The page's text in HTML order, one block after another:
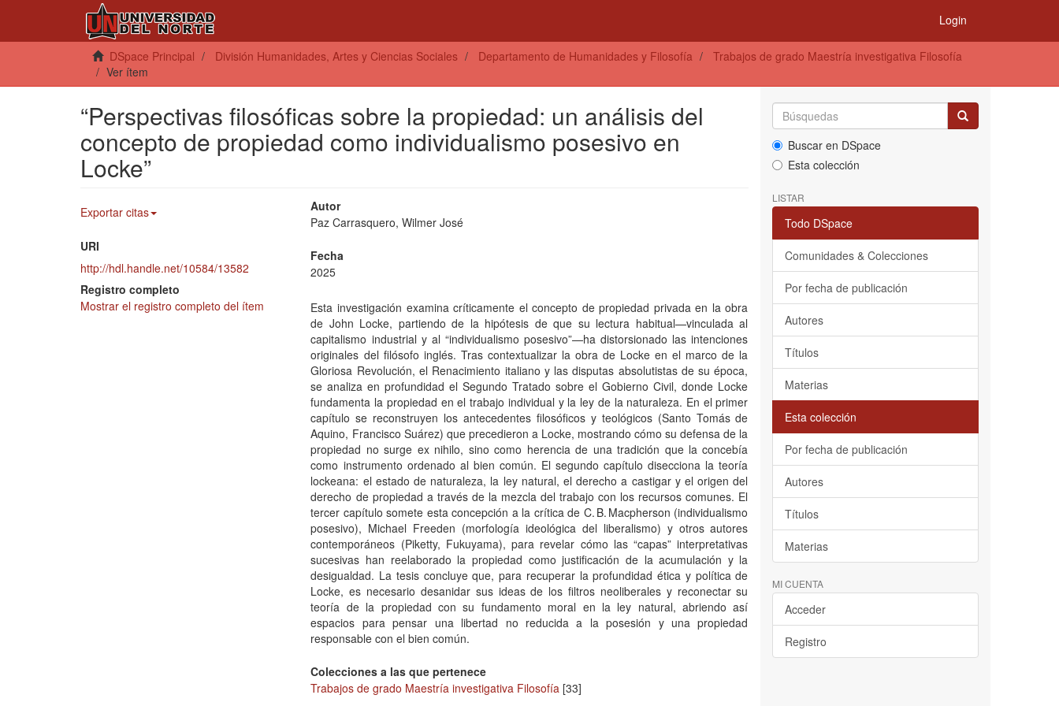
Login
DSpace Principal División Humanidades, Artes y Ciencias Sociales Departamento de Humanidades y Filosofía
Trabajos de grado Maestría investigativa Filosofía
Ver ítem
“Perspectivas filosóficas sobre la propiedad: un análisis del
concepto de propiedad como individualismo posesivo en
Locke”
Exportar citas
URI
http://hdl.handle.net/10584/13582
Registro completo
Mostrar el registro completo del ítem
Autor
Paz Carrasquero, Wilmer José
Fecha
2025
Esta investigación examina críticamente el concepto de propiedad privada en la obra
de John Locke, partiendo de la hipótesis de que su lectura habitual—vinculada al
capitalismo industrial y al “individualismo posesivo”—ha distorsionado las intenciones
originales del filósofo inglés. Tras contextualizar la obra de Locke en el marco de la
Gloriosa Revolución, el Renacimiento italiano y las disputas absolutistas de su época,
se analiza en profundidad el Segundo Tratado sobre el Gobierno Civil, donde Locke
fundamenta la propiedad en el trabajo individual y la ley de la naturaleza. En el primer
capítulo se reconstruyen los antecedentes filosóficos y teológicos (Santo Tomás de
Aquino, Francisco Suárez) que precedieron a Locke, mostrando cómo su defensa de la
propiedad no surge ex nihilo, sino como herencia de una tradición que la concebía
como instrumento ordenado al bien común. El segundo capítulo disecciona la teoría
lockeana: el estado de naturaleza, la ley natural, el derecho a castigar y el origen del
derecho de propiedad a través de la mezcla del trabajo con los recursos comunes. El
tercer capítulo somete esta concepción a la crítica de C. B. Macpherson (individualismo
posesivo), Michael Freeden (morfología ideológica del liberalismo) y otros autores
contemporáneos (Piketty, Fukuyama), para revelar cómo las “capas” interpretativas
sucesivas han reelaborado la propiedad como justificación de la acumulación y la
desigualdad. La tesis concluye que, para recuperar la profundidad ética y política de
Locke, es necesario desanidar sus ideas de los filtros neoliberales y reconectar su
teoría de la propiedad con su fundamento moral en la ley natural, abriendo así
espacios para pensar una libertad no reducida a la posesión y una propiedad
responsable con el bien común.
Colecciones a las que pertenece
Trabajos de grado Maestría investigativa Filosofía [33]
Buscar en DSpace
Esta colección
LISTAR
Todo DSpace
Comunidades & Colecciones
Por fecha de publicación
Autores
Títulos
Materias
Esta colección
Por fecha de publicación
Autores
Títulos
Materias
MI CUENTA
Acceder
Registro